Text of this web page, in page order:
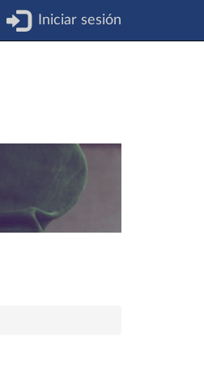
Iniciar sesión